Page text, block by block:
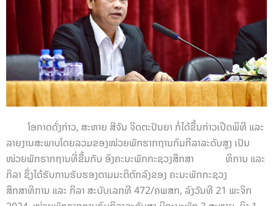
ໂອກາດດັ່ງກ່າວ, ສະຫາຍ ສີຈັນ ຈິດຕະປັນຍາ ກໍ່ໄດ້ຂື້ນກ່າວເປີດພິທີ ແລະ
ລາຍງານສະພາບໂດຍລວມຂອງໜ່ວຍພັກຮາກຖານກົມກິລາລະດັບສູງ ເປັນ
ໜ່ວຍພັກຮາກຖານທີ່ຂື້ນກັບ ອົງຄະນະພັກກະຊວງສຶກສາ ທິການ ແລະ
ກິລາ ຊຶ່ງໄດ້ຮັບການຮັບຮອງຕາມມະຕິຕົກລົງຂອງ ຄະນະພັກກະຊວງ
ສຶກສາທິການ ແລະ ກິລາ ສະບັບເລກທີ 472/ຄພສກ, ລົງວັນທີ 21 ພະຈິກ